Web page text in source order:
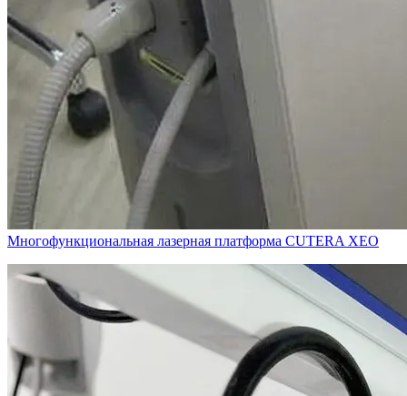
Многофункциональная лазерная платформа CUTERA XEO